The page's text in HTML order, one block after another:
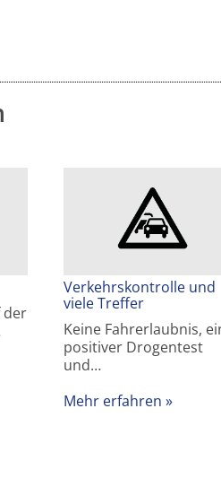
der
Verkehrskontrolle und
viele Treffer
Keine Fahrerlaubnis,
positiver Drogentest
und…
Mehr erfahren